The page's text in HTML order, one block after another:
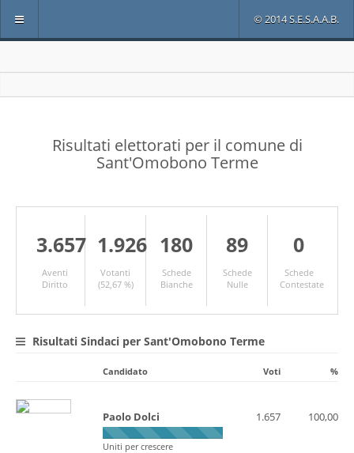
© 2014 S.E.S.A.A.B.
Risultati elettorati per il comune di
Sant'Omobono Terme
3.657
Aventi
Diritto
1.926
Votanti
(52,67 %)
180
Schede
Bianche
89
Schede
Nulle
0
Schede
Contestate
Risultati Sindaci per Sant'Omobono Terme
Candidato Voti %
Paolo Dolci
Uniti per crescere
1.657 100,00